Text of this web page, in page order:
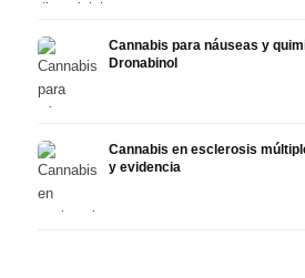
Cannabis para náuseas y
Dronabinol
Cannabis en esclerosis
y evidencia